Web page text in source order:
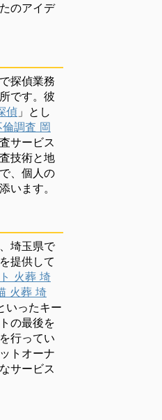
のアイデ
探偵業務
です。彼
偵 」とし
倫調査 岡
サービス
技術と地
、個人の
います。
埼玉県で
提供して
火葬 埼
火葬 埼
いったキー
の最後を
行ってい
トオーナ
サービス